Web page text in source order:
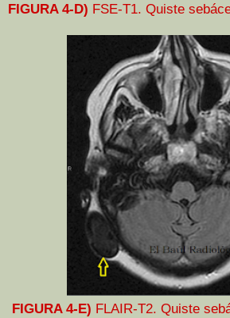
FIGURA 4-D) FSE-T1. Quiste
FIGURA 4-E) FLAIR-T2. Quiste